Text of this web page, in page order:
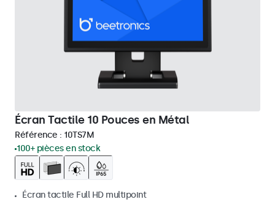
Écran Tactile 10 Pouces en Métal
Référence : 10TS7M
100+ pièces en stock
Écran tactile Full HD multipoint